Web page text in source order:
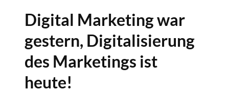
Digital Marketing war
gestern, Digitalisierung
des Marketings ist
heute!